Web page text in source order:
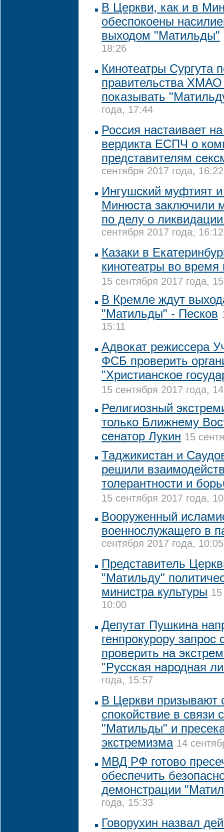
В Церкви, как и в
обеспокоены
выходом "Матильды"
18:26
Кинотеатры Сургута
правительства
показывать
года, 17:44
Россия настаивает
вердикта ЕСПЧ о
представителям
сентября 2017 года, 16:22
Ингушский муфтият
Минюста заключили
по делу о
сентября 2017 года, 16:12
Казаки в
кинотеатры во
15 сентября 2017 года,
В Кремле ждут
"Матильды" - Песков
15:11
Адвокат режиссера
ФСБ проверить
"Христианское
15 сентября 2017 года,
Религиозный
только Ближнему
сенатор Лукин 15
Таджикистан и
решили
толерантности и
15 сентября 2017 года,
Вооруженный
военнослужащего в
сентября 2017 года, 10:05
Представитель
"Матильду"
министра культуры
10:00
Депутат Пушкина
генпрокурору запрос
проверить на
"Русская народная
года, 15:57
В Церкви призывают
спокойствие в связи
"Матильды" и
экстремизма 14
МВД РФ готово
обеспечить
демонстрации
года, 15:33
Говорухин назвал